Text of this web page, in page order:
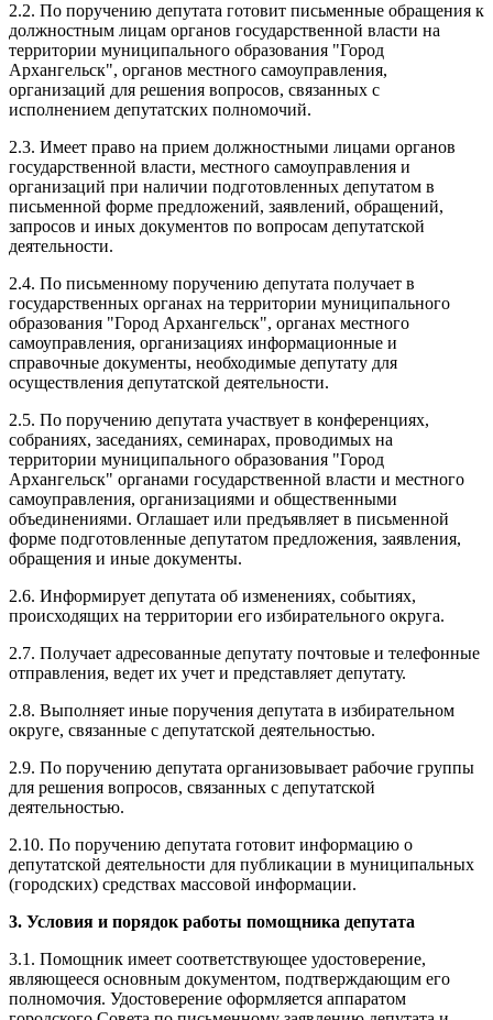
2.2. По поручению депутата готовит письменные обращения к
должностным лицам органов государственной власти на
территории муниципального образования "Город
Архангельск", органов местного самоуправления,
организаций для решения вопросов, связанных с
исполнением депутатских полномочий.
2.3. Имеет право на прием должностными лицами органов
государственной власти, местного самоуправления и
организаций при наличии подготовленных депутатом в
письменной форме предложений, заявлений, обращений,
запросов и иных документов по вопросам депутатской
деятельности.
2.4. По письменному поручению депутата получает в
государственных органах на территории муниципального
образования "Город Архангельск", органах местного
самоуправления, организациях информационные и
справочные документы, необходимые депутату для
осуществления депутатской деятельности.
2.5. По поручению депутата участвует в конференциях,
собраниях, заседаниях, семинарах, проводимых на
территории муниципального образования "Город
Архангельск" органами государственной власти и местного
самоуправления, организациями и общественными
объединениями. Оглашает или предъявляет в письменной
форме подготовленные депутатом предложения, заявления,
обращения и иные документы.
2.6. Информирует депутата об изменениях, событиях,
происходящих на территории его избирательного округа.
2.7. Получает адресованные депутату почтовые и телефонные
отправления, ведет их учет и представляет депутату.
2.8. Выполняет иные поручения депутата в избирательном
округе, связанные с депутатской деятельностью.
2.9. По поручению депутата организовывает рабочие группы
для решения вопросов, связанных с депутатской
деятельностью.
2.10. По поручению депутата готовит информацию о
депутатской деятельности для публикации в муниципальных
(городских) средствах массовой информации.
3. Условия и порядок работы помощника депутата
3.1. Помощник имеет соответствующее удостоверение,
являющееся основным документом, подтверждающим его
полномочия. Удостоверение оформляется аппаратом